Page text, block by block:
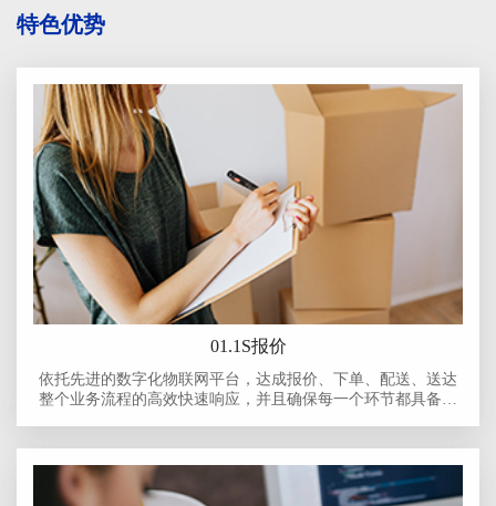
特色优势
01.1S报价
依托先进的数字化物联网平台，达成报价、下单、配送、送达
整个业务流程的高效快速响应，并且确保每一个环节都具备可
全面提升客户体验和企业运营效率。